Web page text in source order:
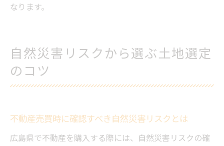
なります。
自然災害リスクから選ぶ土地選定
のコツ
不動産売買時に確認すべき自然災害リスクとは
広島県で不動産を購入する際には、自然災害リスクの確